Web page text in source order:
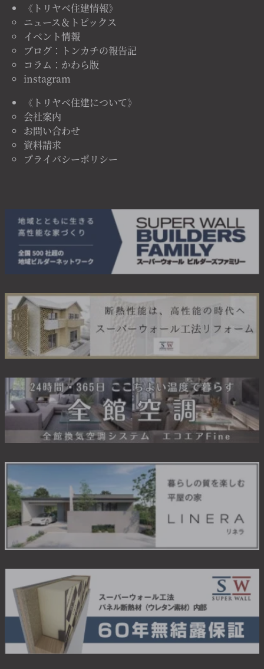
《トリヤベ住建情報》
ニュース＆トピックス
イベント情報
ブログ：トンカチの報告記
コラム：かわら版
instagram
《トリヤベ住建について》
会社案内
お問い合わせ
資料請求
プライバシーポリシー